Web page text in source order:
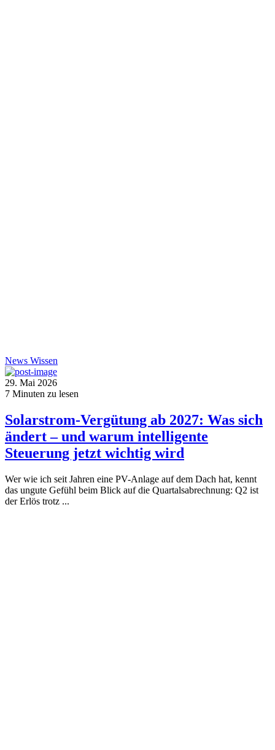
News Wissen
29. Mai 2026
7 Minuten zu lesen
Solarstrom-Vergütung ab 2027: Was sich
ändert – und warum intelligente
Steuerung jetzt wichtig wird
Wer wie ich seit Jahren eine PV-Anlage auf dem Dach hat, kennt
das ungute Gefühl beim Blick auf die Quartalsabrechnung: Q2 ist
der Erlös trotz ...